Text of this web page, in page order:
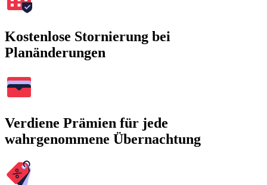
Kostenlose Stornierung bei
Planänderungen
Verdiene Prämien für jede
wahrgenommene Übernachtung